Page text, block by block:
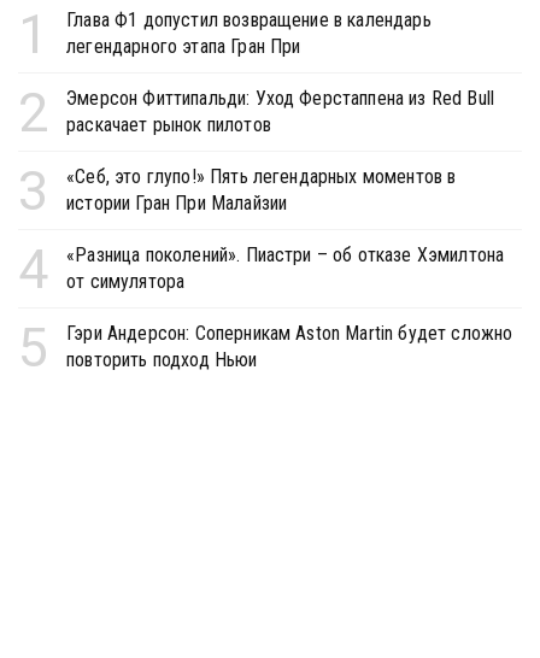
1
Глава Ф1 допустил возвращение в календарь
легендарного этапа Гран При
2
Эмерсон Фиттипальди: Уход Ферстаппена из Red Bull
раскачает рынок пилотов
3
«Себ, это глупо!» Пять легендарных моментов в
истории Гран При Малайзии
4
«Разница поколений». Пиастри – об отказе Хэмилтона
от симулятора
5
Гэри Андерсон: Соперникам Aston Martin будет сложно
повторить подход Ньюи